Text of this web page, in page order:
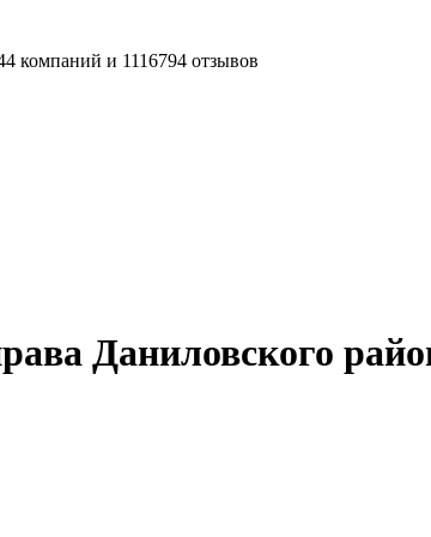
компаний и 1116794 отзывов
Даниловского